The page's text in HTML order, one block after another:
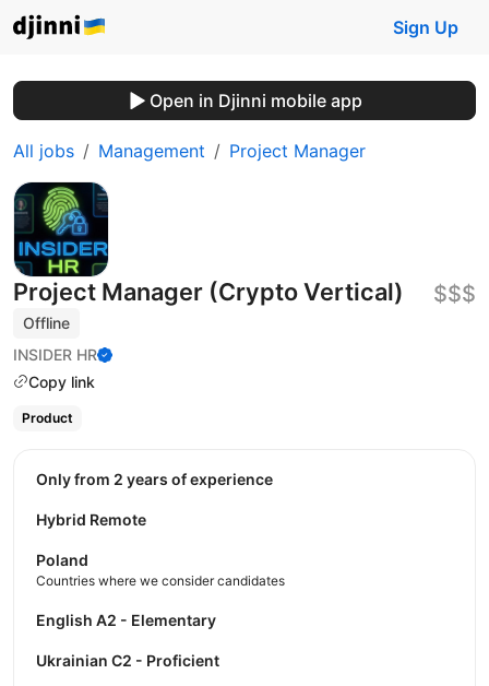
Sign Up
Open in Djinni mobile app
All jobs Management Project Manager
Project Manager (Crypto Vertical)
Offline
INSIDER HR
Copy link
$$$
Product
Only from 2 years of experience
Hybrid Remote
Poland
Countries where we consider candidates
English A2 - Elementary
Ukrainian C2 - Proficient